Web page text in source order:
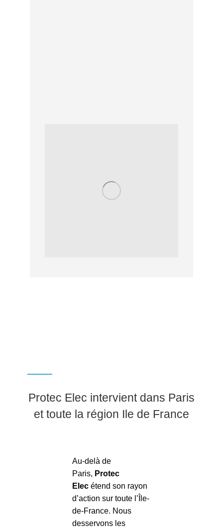
Protec Elec intervient dans Paris
et toute la région Ile de France
Au-delà de
Paris, Protec
Elec étend son rayon
d’action sur toute l’Île-
de-France. Nous
desservons les